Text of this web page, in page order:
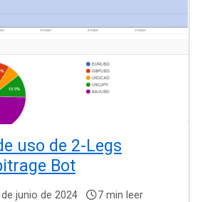
uso de 2-Legs
Bot
junio de 2024 7 min leer